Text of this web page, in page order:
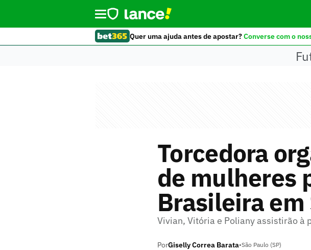
Quer uma ajuda antes de apostar?Converse com o
Torcedora
de mulheres
Brasileira em
Vivian, Vitória e Poliany assistirão à
PorGiselly Correa Barata•São Paulo (SP)